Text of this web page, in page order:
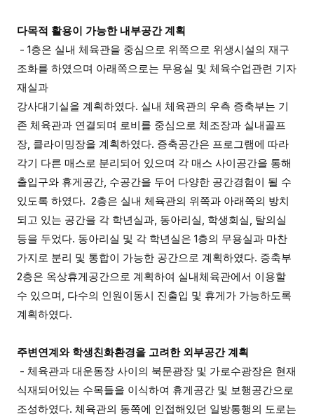
다목적 활용이 가능한 내부공간 계획
- 1층은 실내 체육관을 중심으로 위쪽으로 위생시설의 재구
조화를 하였으며 아래쪽으로는 무용실 및 체육수업관련 기자
재실과
강사대기실을 계획하였다. 실내 체육관의 우측 증축부는 기
존 체육관과 연결되며 로비를 중심으로 체조장과 실내골프
장, 클라이밍장을 계획하였다. 증축공간은 프로그램에 따라
각기 다른 매스로 분리되어 있으며 각 매스 사이공간을 통해
출입구와 휴게공간, 수공간을 두어 다양한 공간경험이 될 수
있도록 하였다. 2층은 실내 체육관의 위쪽과 아래쪽의 방치
되고 있는 공간을 각 학년실과, 동아리실, 학생회실, 탈의실
등을 두었다. 동아리실 및 각 학년실은 1층의 무용실과 마찬
가지로 분리 및 통합이 가능한 공간으로 계획하였다. 증축부
2층은 옥상휴게공간으로 계획하여 실내체육관에서 이용할
수 있으며, 다수의 인원이동시 진출입 및 휴게가 가능하도록
계획하였다.
주변연계와 학생친화환경을 고려한 외부공간 계획
- 체육관과 대운동장 사이의 북문광장 및 가로수광장은 현재
식재되어있는 수목들을 이식하여 휴게공간 및 보행공간으로
조성하였다. 체육관의 동쪽에 인접해있던 일방통행의 도로는